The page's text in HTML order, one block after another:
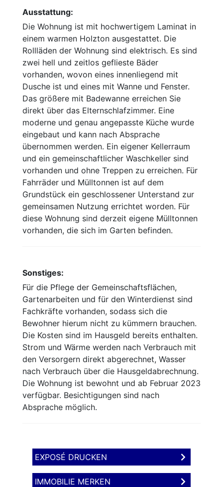
Ausstattung:
Die Wohnung ist mit hochwertigem Laminat in
einem warmen Holzton ausgestattet. Die
Rollläden der Wohnung sind elektrisch. Es sind
zwei hell und zeitlos geflieste Bäder
vorhanden, wovon eines innenliegend mit
Dusche ist und eines mit Wanne und Fenster.
Das größere mit Badewanne erreichen Sie
direkt über das Elternschlafzimmer. Eine
moderne und genau angepasste Küche wurde
eingebaut und kann nach Absprache
übernommen werden. Ein eigener Kellerraum
und ein gemeinschaftlicher Waschkeller sind
vorhanden und ohne Treppen zu erreichen. Für
Fahrräder und Mülltonnen ist auf dem
Grundstück ein geschlossener Unterstand zur
gemeinsamen Nutzung errichtet worden. Für
diese Wohnung sind derzeit eigene Mülltonnen
vorhanden, die sich im Garten befinden.
Sonstiges:
Für die Pflege der Gemeinschaftsflächen,
Gartenarbeiten und für den Winterdienst sind
Fachkräfte vorhanden, sodass sich die
Bewohner hierum nicht zu kümmern brauchen.
Die Kosten sind im Hausgeld bereits enthalten.
Strom und Wärme werden nach Verbrauch mit
den Versorgern direkt abgerechnet, Wasser
nach Verbrauch über die Hausgeldabrechnung.
Die Wohnung ist bewohnt und ab Februar 2023
verfügbar. Besichtigungen sind nach
Absprache möglich.
EXPOSÉ DRUCKEN
IMMOBILIE MERKEN